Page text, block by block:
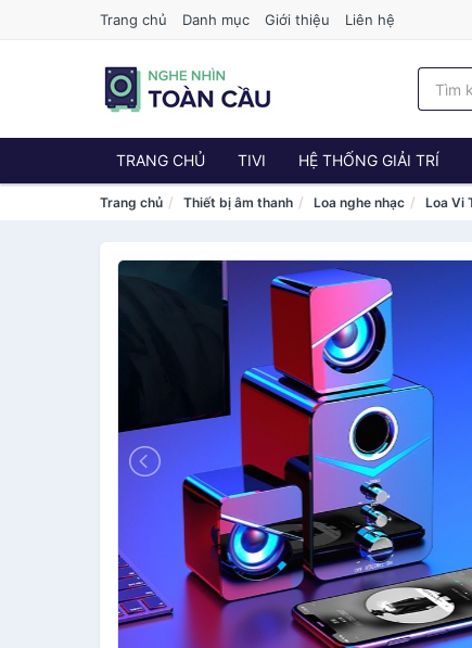
Trang chủ Danh mục Giới thiệu Liên hệ
TRANG CHỦ TIVI HỆ THỐNG GIẢI TRÍ
Trang chủ Thiết bị âm thanh Loa nghe nhạc Loa Vi